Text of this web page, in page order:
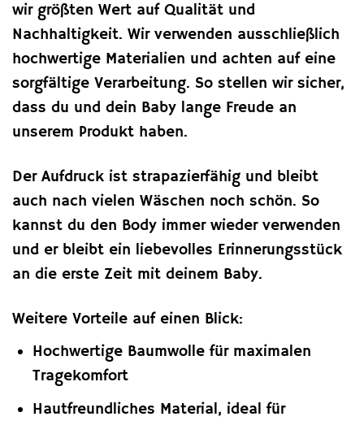
wir größten Wert auf Qualität und
Nachhaltigkeit. Wir verwenden ausschließlich
hochwertige Materialien und achten auf eine
sorgfältige Verarbeitung. So stellen wir sicher,
dass du und dein Baby lange Freude an
unserem Produkt haben.
Der Aufdruck ist strapazierfähig und bleibt
auch nach vielen Wäschen noch schön. So
kannst du den Body immer wieder verwenden
und er bleibt ein liebevolles Erinnerungsstück
an die erste Zeit mit deinem Baby.
Weitere Vorteile auf einen Blick:
Hochwertige Baumwolle für maximalen
Tragekomfort
Hautfreundliches Material, ideal für